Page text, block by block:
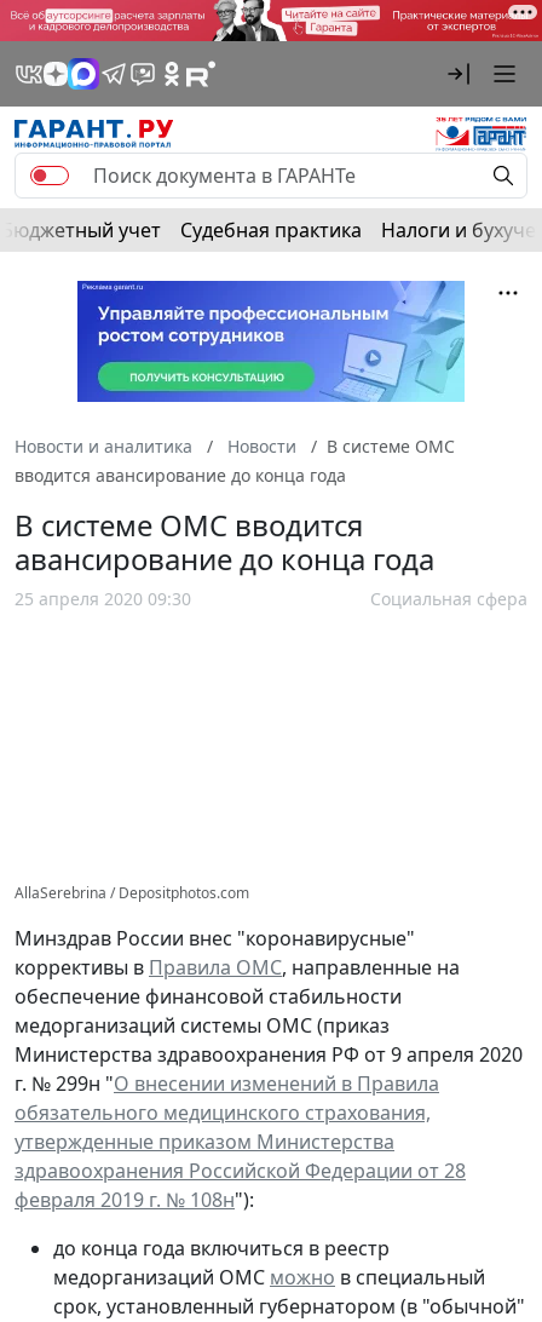
Бюджетный учет Судебная практика Налоги и
Новости и аналитика Новости
В системе ОМС
вводится авансирование до конца года
В системе ОМС вводится
авансирование до конца года
25 апреля 2020 09:30 Социальная сфера
AllaSerebrina / Depositphotos.com
Минздрав России внес "коронавирусные"
коррективы в Правила ОМС, направленные на
обеспечение финансовой стабильности
медорганизаций системы ОМС (приказ
Министерства здравоохранения РФ от 9 апреля 2020
г. № 299н "О внесении изменений в Правила
обязательного медицинского страхования,
утвержденные приказом Министерства
здравоохранения Российской Федерации от 28
февраля 2019 г. № 108н"):
до конца года включиться в реестр
медорганизаций ОМС можно в специальный
срок, установленный губернатором (в "обычной"